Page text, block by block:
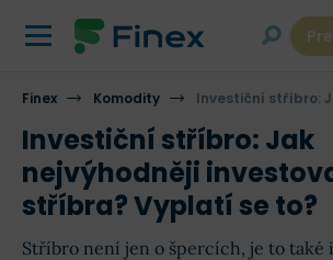
Finex Komodity Investiční stříbro: Jak nejvýhodněji
Investiční stříbro: Jak
nejvýhodněji
stříbra? Vyplatí se to?
Stříbro není jen o špercích, je to také